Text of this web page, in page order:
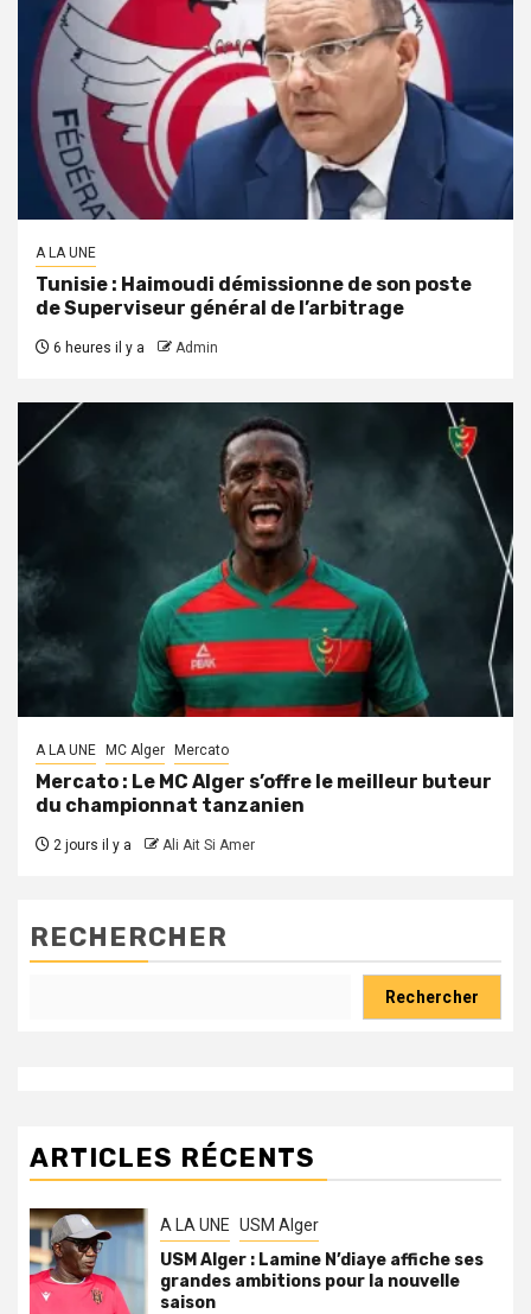
A LA UNE
Tunisie : Haimoudi démissionne de son poste
de Superviseur général de l’arbitrage
6 heures il y a Admin
A LA UNE MC Alger Mercato
Mercato : Le MC Alger s’offre le meilleur buteur
du championnat tanzanien
2 jours il y a Ali Ait Si Amer
RECHERCHER
Rechercher
ARTICLES RÉCENTS
A LA UNE USM Alger
USM Alger : Lamine N’diaye affiche ses
grandes ambitions pour la nouvelle
saison